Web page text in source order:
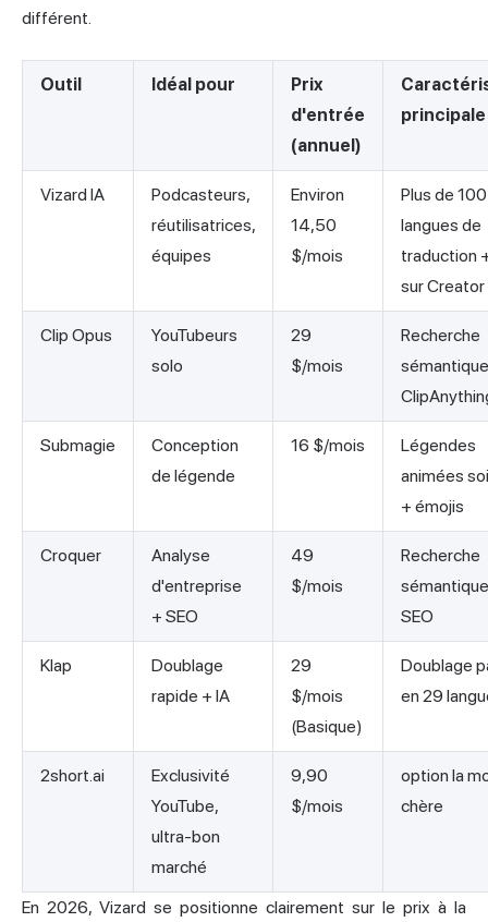
différent.
Outil Idéal pour
Prix
d'entrée
(annuel)
principale
Vizard IA
Podcasteurs,
réutilisatrices,
équipes
Environ
14,50
$/mois
Plus de 100
langues de
traduction
sur Creator
Clip Opus
YouTubeurs
solo
29
$/mois
Recherche
sémantique
Submagie
Conception
de légende
16 $/mois
Légendes
animées
+ émojis
Croquer
Analyse
d'entreprise
+ SEO
49
$/mois
Recherche
SEO
Klap
Doublage
rapide + IA
29
$/mois
(Basique)
Doublage
en 29
2short.ai
Exclusivité
YouTube,
ultra-bon
marché
9,90
$/mois
option la
chère
En 2026, Vizard se positionne clairement sur le prix à la